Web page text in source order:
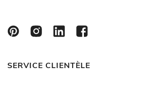
SERVICE CLIENTÈLE